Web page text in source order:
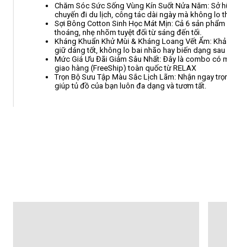
Chăm Sóc Sức Sống Vùng Kín Suốt Nửa Năm:
chuyến đi du lịch, công tác dài ngày mà không lo
Sợi Bông Cotton Sinh Học Mát Mịn: Cả 6 sản
thoáng, nhẹ nhõm tuyệt đối từ sáng đến tối.
Kháng Khuẩn Khử Mùi & Kháng Loang Vết Ẩm:
giữ dáng tốt, không lo bai nhão hay biến dạng sau
Mức Giá Ưu Đãi Giảm Sâu Nhất: Đây là combo có
giao hàng (FreeShip) toàn quốc từ RELAX
Trọn Bộ Sưu Tập Màu Sắc Lịch Lãm: Nhận ngay
giúp tủ đồ của bạn luôn đa dạng và tươm tất.